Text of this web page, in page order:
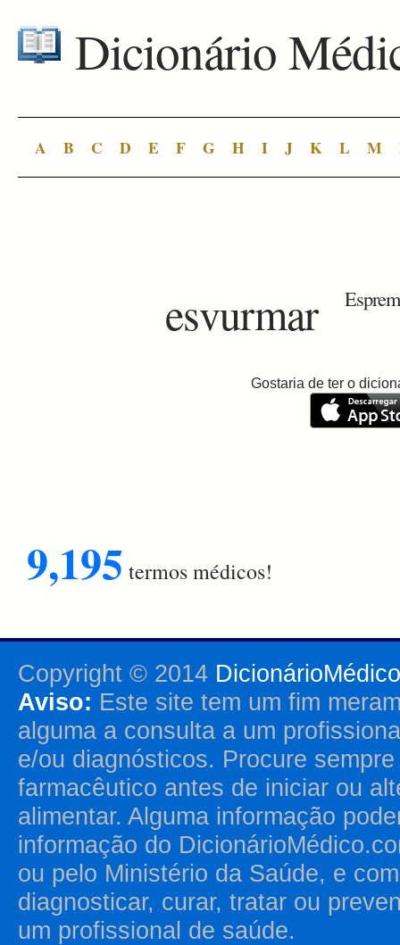
Dicionário
A B C D E F G H I J K L M
esvurmar
Gostaria de ter o
9,195 termos médicos!
Copyright © 2014
Aviso: Este site tem um fim
alguma a consulta a um
e/ou diagnósticos. Procure
farmacêutico antes de iniciar ou
alimentar. Alguma informação
informação do
ou pelo Ministério da Saúde, e
diagnosticar, curar, tratar ou
um profissional de saúde.